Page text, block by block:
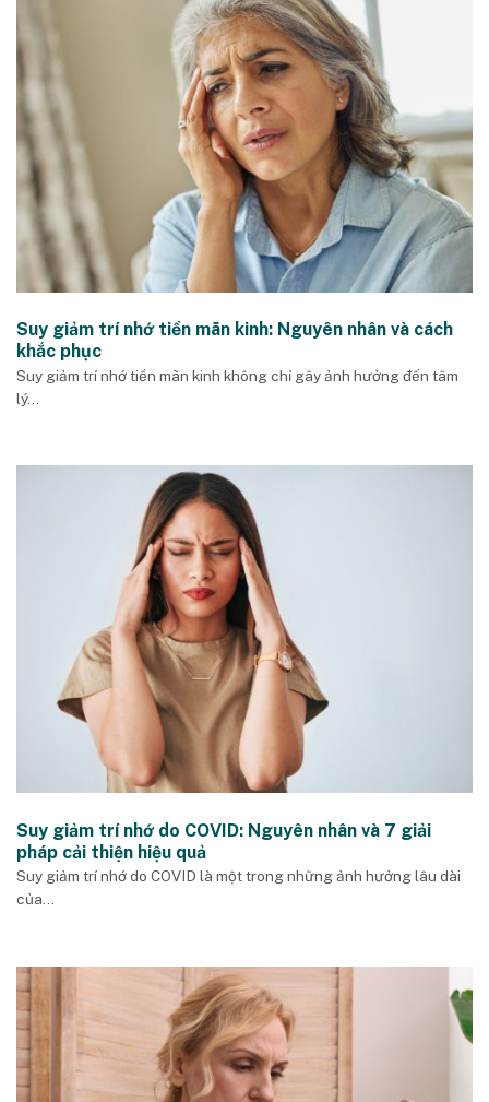
Suy giảm trí nhớ tiền mãn kinh: Nguyên nhân và cách
khắc phục
Suy giảm trí nhớ tiền mãn kinh không chỉ gây ảnh hưởng đến tâm
lý...
Suy giảm trí nhớ do COVID: Nguyên nhân và 7 giải
pháp cải thiện hiệu quả
Suy giảm trí nhớ do COVID là một trong những ảnh hưởng lâu dài
của...